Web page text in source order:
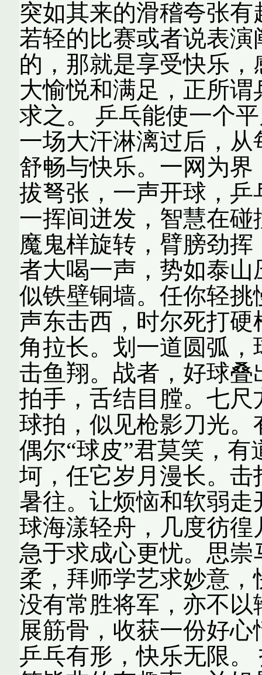
突如其来的滑稽夸张
若轻的比赛或者说表
的，那就是享受快乐
大愉悦和满足，正所
求之。 乒乓能使一个
一场大汗淋漓过后，
舒畅与快乐。一网为
拔弩张，一声开球，
一挥间迸发，智慧在
魔鬼样旋转，臂膀劲
者大喝一声，势如泰
似铁壁铜墙。任你轻
声东击西，时尔死打
角拉长。划一道圆弧
击鱼翔。战者，好球
拍手，舌结目膛。七
球拍，似见枪影刀光
偶尔“球皮”君莫笑，
坷，任它岁月漫长。
暑往。让烦恼和软弱
球海漾轻舟，几度彷
急于求成心更忧。思
柔，拜师学艺求妙意
没有常胜将军，亦不
展筋骨，收获一份好
乒乓有形，快乐无限